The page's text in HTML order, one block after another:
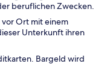
beruflichen Zwecken.
Ort mit einem
Unterkunft ihren
Bargeld wird